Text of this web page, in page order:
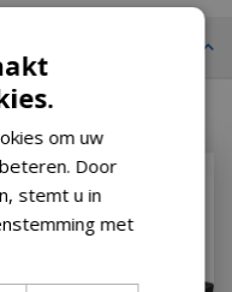
om uw
Door
stemt u in
met